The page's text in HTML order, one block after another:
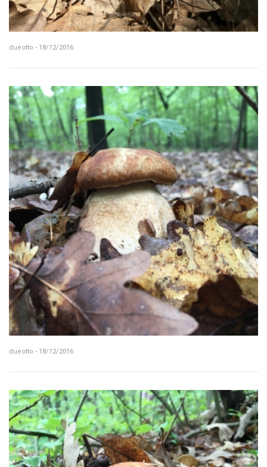
dueotto - 18/12/2016
dueotto - 18/12/2016